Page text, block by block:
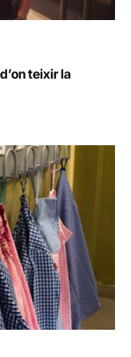
teixir la